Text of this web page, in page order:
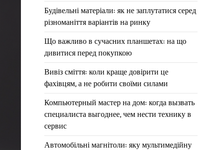
Будівельні матеріали: як не заплутатися серед
різноманіття варіантів на ринку
Що важливо в сучасних планшетах: на що
дивитися перед покупкою
Вивіз сміття: коли краще довірити це
фахівцям, а не робити своїми силами
Компьютерный мастер на дом: когда вызвать
специалиста выгоднее, чем нести технику в
сервис
Автомобільні магнітоли: яку мультимедійну